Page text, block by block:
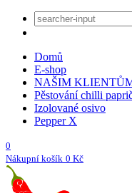
Domů
E-shop
NAŠIM
Pěstování chilli
Izolované osivo
Pepper X
0
Nákupní košík 0 Kč